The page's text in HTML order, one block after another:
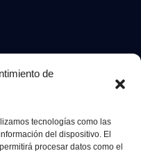
de
tecnologías como las
del dispositivo. El
procesar datos como el